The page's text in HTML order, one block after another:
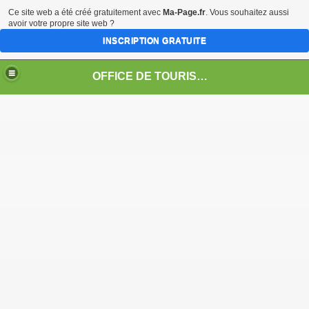
OFFICE DE TOURISME DU VAL DE PESMES
Ce site web a été créé gratuitement avec Ma-Page.fr. Vous souhaitez aussi
avoir votre propre site web ?
INSCRIPTION GRATUITE